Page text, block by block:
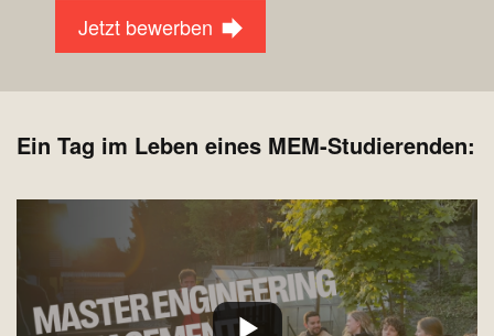
Jetzt bewerben
Ein Tag im Leben eines MEM-Studierenden: